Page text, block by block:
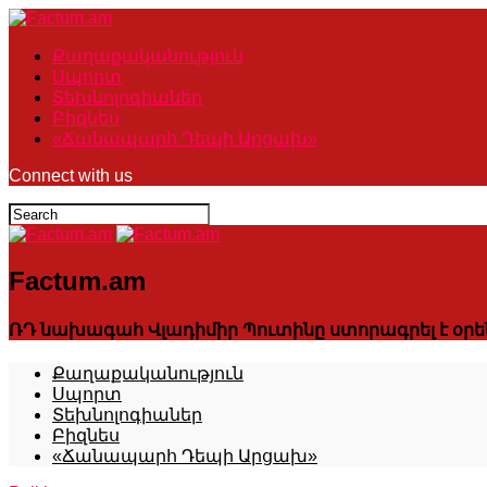
Քաղաքականություն
Սպորտ
Տեխնոլոգիաներ
Բիզնես
«Ճանապարհ Դեպի Արցախ»
Connect with us
Factum.am
ՌԴ նախագահ Վլադիմիր Պուտինը ստորագրել է
Քաղաքականություն
Սպորտ
Տեխնոլոգիաներ
Բիզնես
«Ճանապարհ Դեպի Արցախ»